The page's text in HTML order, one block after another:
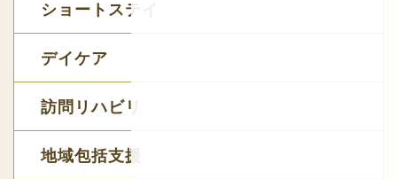
ショートステイ
デイケア
訪問リハビリ
地域包括支援